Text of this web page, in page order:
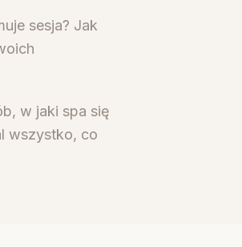
sesja? Jak
w jaki spa się
wszystko, co